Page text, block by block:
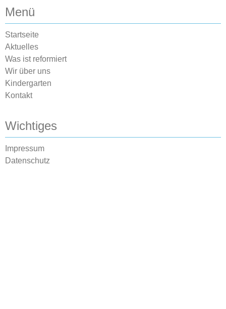
Menü
Startseite
Aktuelles
Was ist reformiert
Wir über uns
Kindergarten
Kontakt
Wichtiges
Impressum
Datenschutz